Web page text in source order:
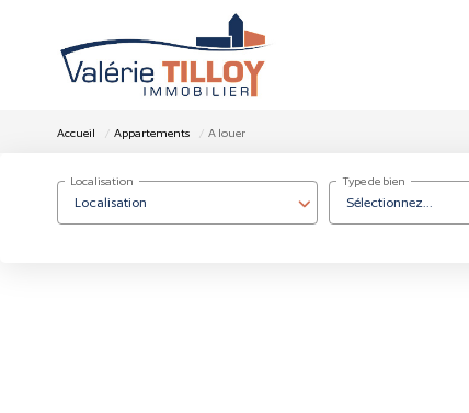
Accueil Appartements A louer
Localisation
Localisation
Sélectionnez...
Type de bien